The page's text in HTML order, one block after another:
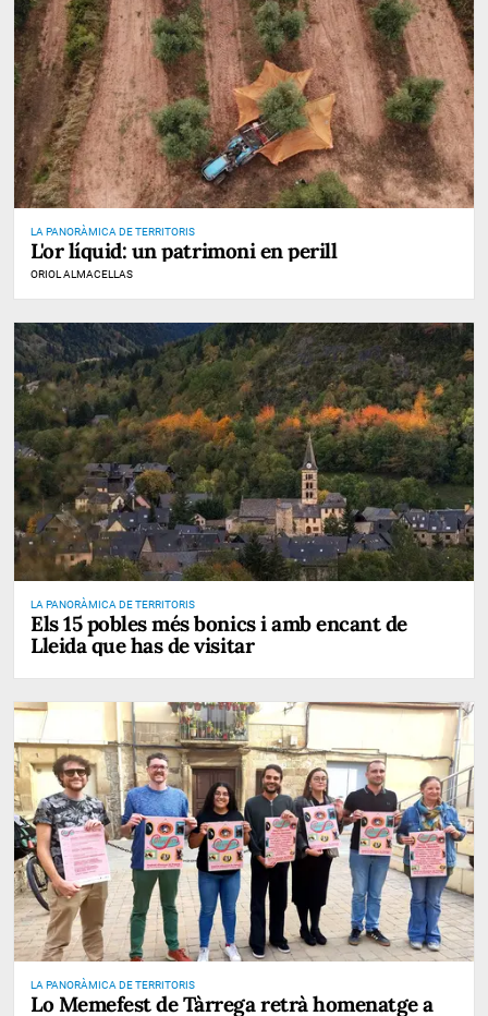
LA PANORÀMICA DE TERRITORIS
L'or líquid: un patrimoni en perill
ORIOL ALMACELLAS
LA PANORÀMICA DE TERRITORIS
Els 15 pobles més bonics i amb encant de
Lleida que has de visitar
LA PANORÀMICA DE TERRITORIS
Lo Memefest de Tàrrega retrà homenatge a